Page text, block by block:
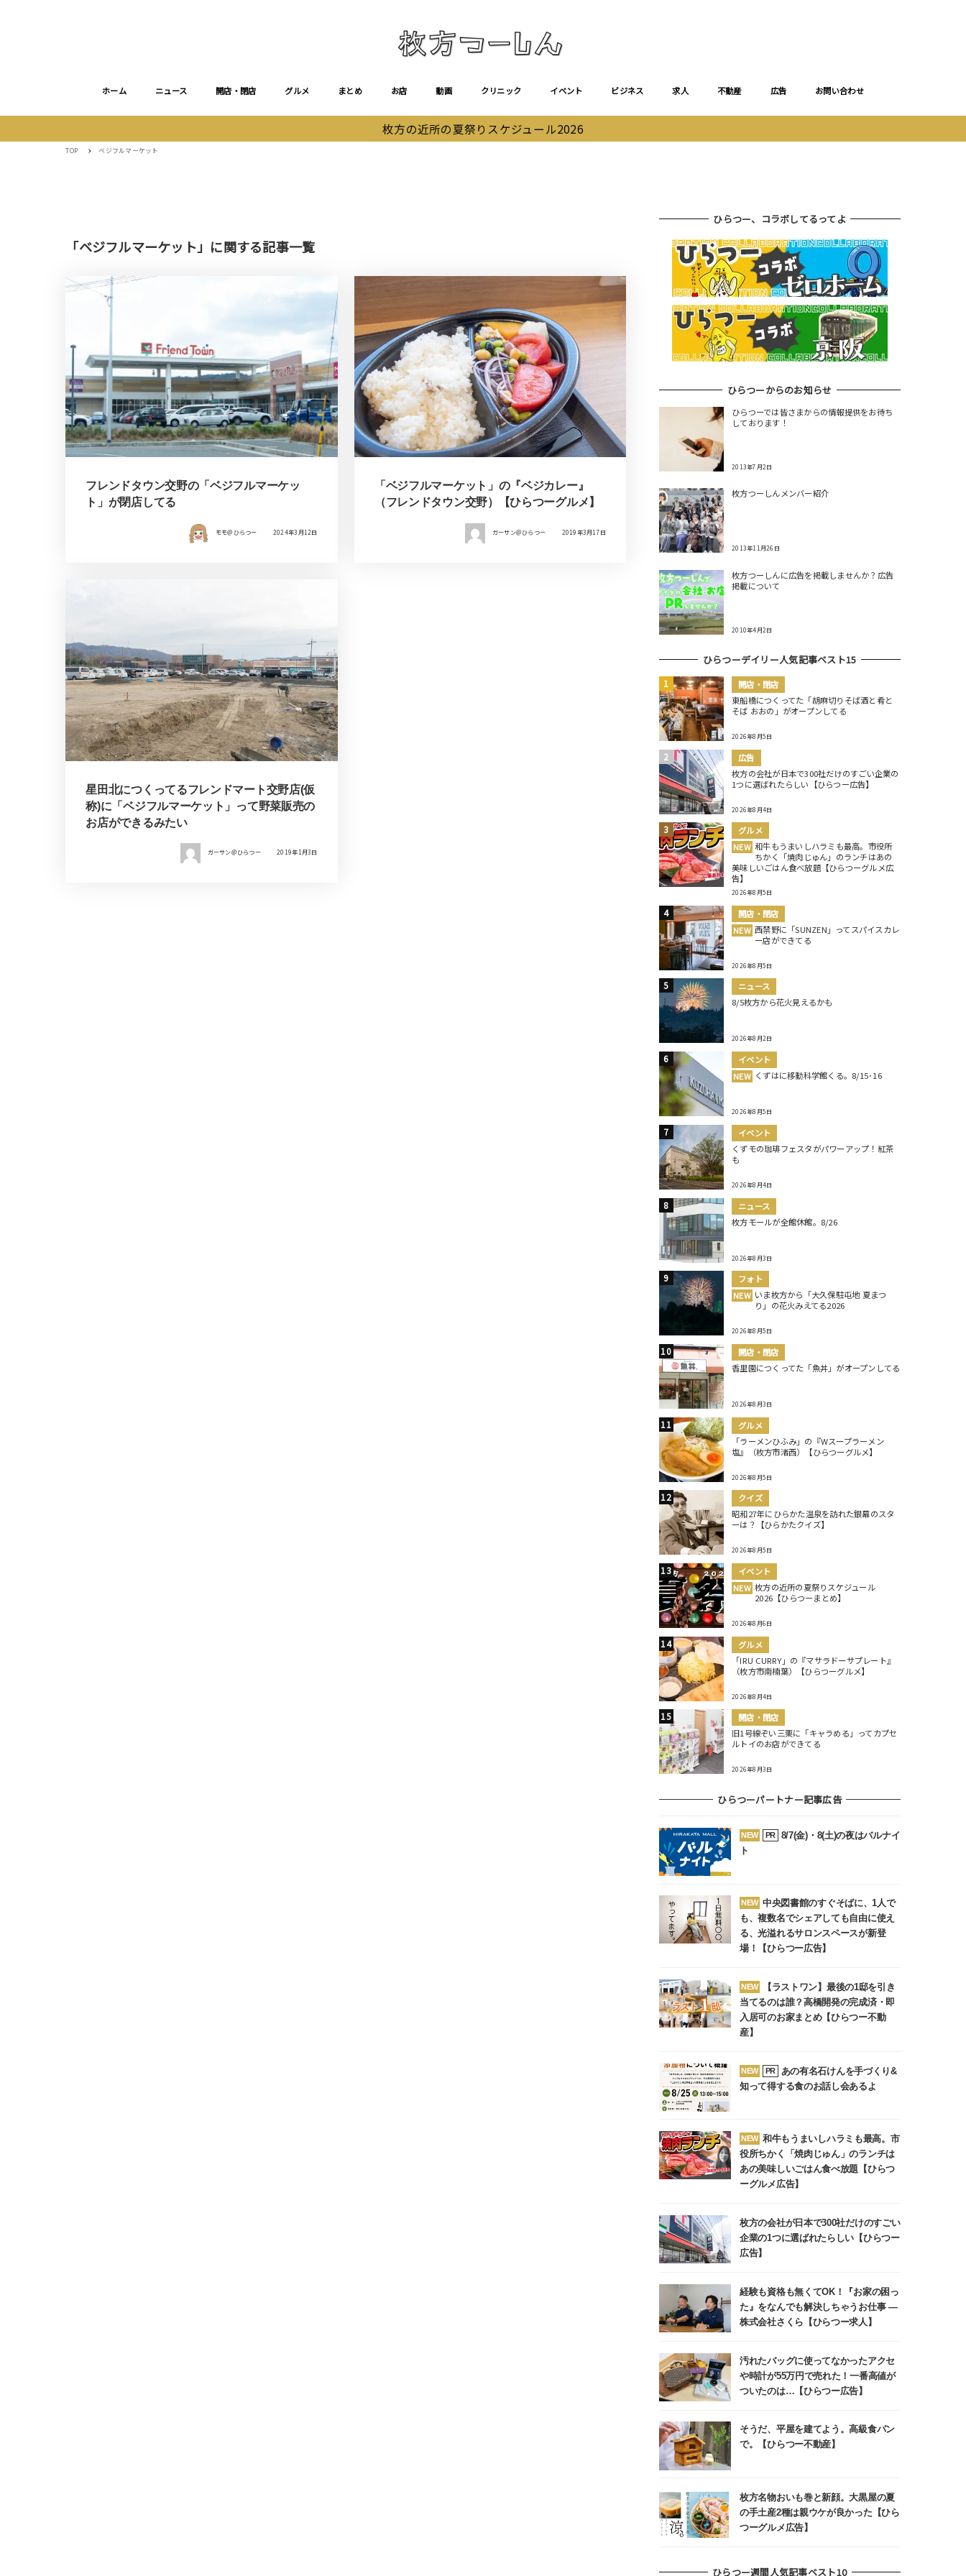
ホーム ニュース 開店・閉店 グルメ まとめ お店 動画 クリニック イベント ビジネス 求人 不動産 広告 お問い合わせ
枚方の近所の夏祭りスケジュール2026
TOP ベジフルマーケット
「ベジフルマーケット」に関する記事一覧
フレンドタウン交野の「ベジフルマーケッ
ト」が閉店してる
モモ＠ひらつー 2024年3月12日
「ベジフルマーケット」の『ベジカレー』
（フレンドタウン交野）【ひらつーグルメ】
ガーサン＠ひらつー 2019年3月17日
星田北につくってるフレンドマート交野店(仮
称)に「ベジフルマーケット」って野菜販売の
お店ができるみたい
ガーサン＠ひらつー 2019年1月3日
ひらつー、コラボしてるってよ
ひらつーからのお知らせ
ひらつーでは皆さまからの情報提供をお待ち
しております！
2013年7月2日
枚方つーしんメンバー紹介
2013年11月26日
枚方つーしんに広告を掲載しませんか？広告
掲載について
2010年4月2日
ひらつーデイリー人気記事ベスト15
開店・閉店
東船橋につくってた「胡麻切りそば酒と肴と
そば おおの」がオープンしてる
2026年8月5日
広告
枚方の会社が日本で300社だけのすごい企業の
1つに選ばれたらしい【ひらつー広告】
2026年8月4日
グルメ
NEW 和牛もうまいしハラミも最高。市役所
ちかく「焼肉じゅん」のランチはあの
美味しいごはん食べ放題【ひらつーグルメ広
告】
2026年8月5日
開店・閉店
NEW 西禁野に「SUNZEN」ってスパイスカレ
ー店ができてる
2026年8月5日
ニュース
8/5枚方から花火見えるかも
2026年8月2日
イベント
NEW くずはに移動科学館くる。8/15･16
2026年8月5日
イベント
くずモの珈琲フェスタがパワーアップ！紅茶
も
2026年8月4日
ニュース
枚方モールが全館休館。8/26
2026年8月3日
フォト
NEW いま枚方から「大久保駐屯地 夏まつ
り」の花火みえてる2026
2026年8月5日
開店・閉店
香里園につくってた「魚丼」がオープンしてる
2026年8月3日
グルメ
「ラーメンひふみ」の『Wスープラーメン
塩』（枚方市渚西）【ひらつーグルメ】
2026年8月5日
クイズ
昭和27年にひらかた温泉を訪れた銀幕のスタ
ーは？【ひらかたクイズ】
2026年8月5日
イベント
NEW 枚方の近所の夏祭りスケジュール
2026【ひらつーまとめ】
2026年8月6日
グルメ
「IRU CURRY」の『マサラドーサプレート』
（枚方市南楠葉）【ひらつーグルメ】
2026年8月4日
開店・閉店
旧1号線ぞい三栗に「キャラめる」ってカプセ
ルトイのお店ができてる
2026年8月3日
ひらつーパートナー記事広告
NEW PR
8/7(金)・8(土)の夜はバルナイ
ト
NEW 中央図書館のすぐそばに、1人で
も、複数名でシェアしても自由に使え
る、光溢れるサロンスペースが新登
場！【ひらつー広告】
NEW
【ラストワン】最後の1邸を引き
当てるのは誰？高橋開発の完成済・即
入居可のお家まとめ【ひらつー不動
産】
NEW PR
あの有名石けんを手づくり&
知って得する食のお話し会あるよ
NEW 和牛もうまいしハラミも最高。市
役所ちかく「焼肉じゅん」のランチは
あの美味しいごはん食べ放題【ひらつ
ーグルメ広告】
枚方の会社が日本で300社だけのすごい
企業の1つに選ばれたらしい【ひらつー
広告】
経験も資格も無くてOK！『お家の困っ
た』をなんでも解決しちゃうお仕事 ―
株式会社さくら【ひらつー求人】
汚れたバッグに使ってなかったアクセ
や時計が55万円で売れた！一番高値が
ついたのは…【ひらつー広告】
そうだ、平屋を建てよう。高級食パン
で。【ひらつー不動産】
枚方名物おいも巻と新顔。大黒屋の夏
の手土産2種は親ウケが良かった【ひら
つーグルメ広告】
ひらつー週間人気記事ベスト10